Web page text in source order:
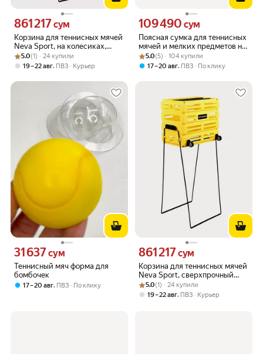
Корзина для теннисных мячей
Neva Sport, на колесиках,
розовая
Цена 861217 сум вместо
861 217сум
Рейтинг товара: 5.0 из 5
Оценок: (1) · 24 купили
5.0(1) · 24 купили
19 – 22 авг, ПВЗ Курьер
Поясная сумка для теннисных
мячей и мелких предметов на
молнии черная
Цена 109490 сум вместо
109 490 сум
Рейтинг товара: 5.0 из 5
Оценок: (5) · 104 купили
5.0(5) · 104 купили
17 – 20 авг, ПВЗ По клику
Теннисный мяч форма для
бомбочек
Цена 31637 сум вместо
31 637сум
17 – 20 авг, ПВЗ По клику
Корзина для теннисных мячей
Neva Sport, сверхпрочный
пластик, на колесиках, желтая
Цена 861217 сум вместо
861 217сум
Рейтинг товара: 5.0 из 5
Оценок: (1) · 24 купили
5.0(1) · 24 купили
19 – 22 авг, ПВЗ Курьер